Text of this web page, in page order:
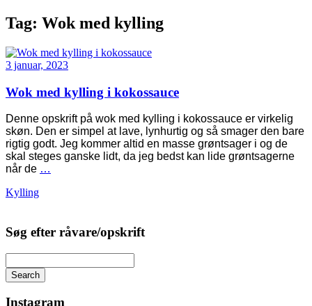
Tag: Wok med kylling
3 januar, 2023
Wok med kylling i kokossauce
Denne opskrift på wok med kylling i kokossauce er virkelig
skøn. Den er simpel at lave, lynhurtig og så smager den bare
rigtig godt. Jeg kommer altid en masse grøntsager i og de
skal steges ganske lidt, da jeg bedst kan lide grøntsagerne
når de …
Kylling
Søg efter råvare/opskrift
Search
Instagram